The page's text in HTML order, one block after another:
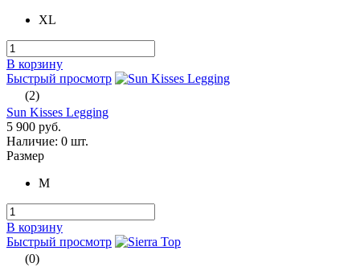
XL
В корзину
Быстрый просмотр
(2)
Sun Kisses Legging
5 900 руб.
Наличие: 0 шт.
Размер
M
В корзину
Быстрый просмотр
(0)